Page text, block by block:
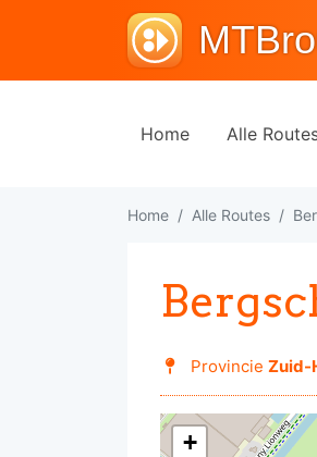
Home Alle
Home Alle Routes
Provincie Zuid-
+